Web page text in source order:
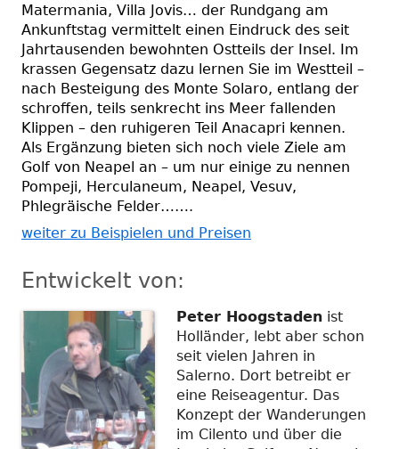
Matermania, Villa Jovis… der Rundgang am
Ankunftstag vermittelt einen Eindruck des seit
Jahrtausenden bewohnten Ostteils der Insel. Im
krassen Gegensatz dazu lernen Sie im Westteil –
nach Besteigung des Monte Solaro, entlang der
schroffen, teils senkrecht ins Meer fallenden
Klippen – den ruhigeren Teil Anacapri kennen.
Als Ergänzung bieten sich noch viele Ziele am
Golf von Neapel an – um nur einige zu nennen
Pompeji, Herculaneum, Neapel, Vesuv,
Phlegräische Felder…….
weiter zu Beispielen und Preisen
Entwickelt von:
Peter Hoogstaden ist
Holländer, lebt aber schon
seit vielen Jahren in
Salerno. Dort betreibt er
eine Reiseagentur. Das
Konzept der Wanderungen
im Cilento und über die